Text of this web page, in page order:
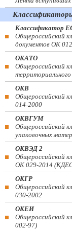
Классификатор
Общероссийский
документов ОК
ОКАТО
Общероссийский
ОКВ
Общероссийский
014-2000
ОКВГУМ
Общероссийский
упаковочных
ОКВЭД 2
Общероссийский
ОК 029-2014
ОКГР
Общероссийский
030-2002
ОКЕИ
Общероссийский
002-97)